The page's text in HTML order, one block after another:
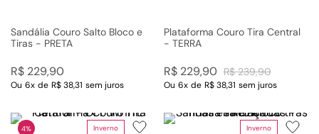
Sandália Couro Salto Bloco e
Tiras - PRETA
R$ 229,90
Ou 6x de R$ 38,31 sem juros
Plataforma Couro Tira Central
- TERRA
R$ 239,90
R$ 229,90
Ou 6x de R$ 38,31 sem juros
Inverno
4% Inverno